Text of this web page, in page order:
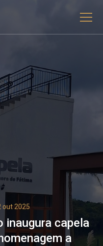
out 2025
inaugura capela
a